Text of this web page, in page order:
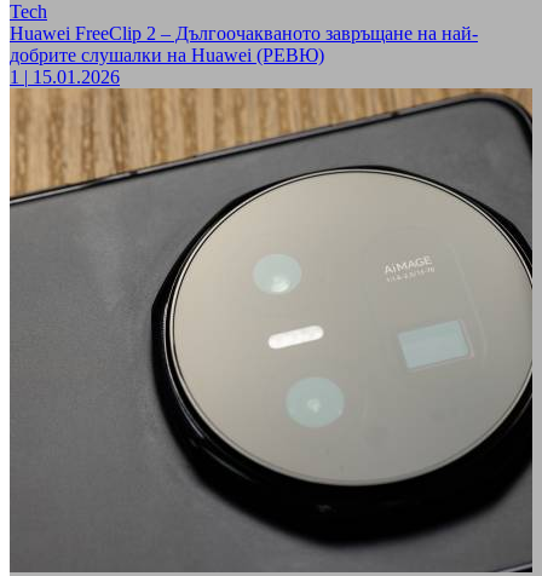
Tech
Huawei FreeClip 2 – Дългоочакваното завръщане на най-
добрите слушалки на Huawei (РЕВЮ)
1 | 15.01.2026